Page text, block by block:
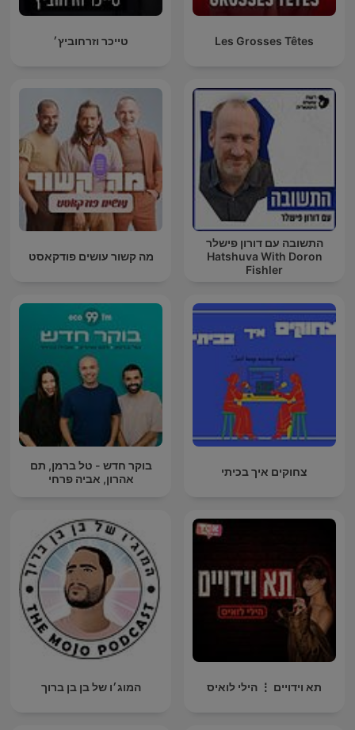
Les Grosses Têtes טייכר וזרחוביץ׳
התשובה עם דורון פישלר
Hatshuva With Doron
Fishler
מה קשור עושים פודקאסט
צחוקים איך בכיתי
בוקר חדש - טל ברמן, תם
אהרון, אביה פרחי
תא וידויים ⋮ הילי לואיס המוג׳ו של בן בן ברוך